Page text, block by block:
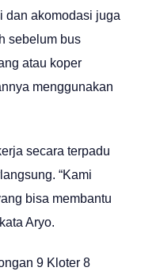
dan akomodasi juga
sebelum bus
atau koper
menggunakan
secara terpadu
“Kami
bisa membantu
Aryo.
9 Kloter 8